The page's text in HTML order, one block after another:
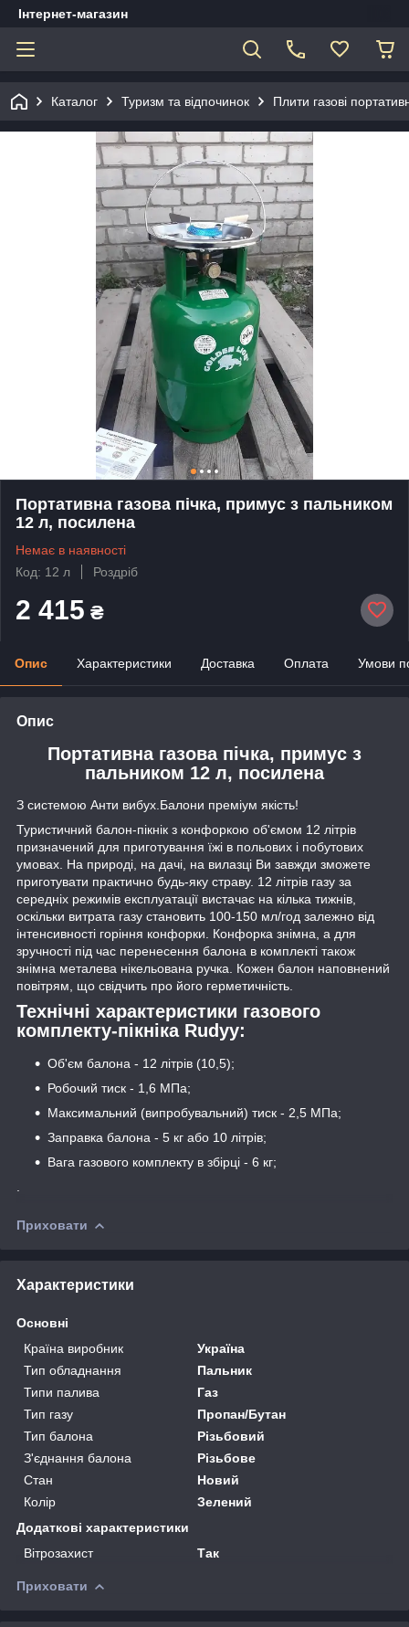
Інтернет-магазин
Каталог Туризм та відпочинок Плити газові
Портативна газова пічка, примус з пальником
12 л, посилена
Немає в наявності
Код: 12 л
Роздріб
2 415 ₴
Опис Характеристики Доставка Оплата Умови
Опис
Портативна газова пічка, примус з
пальником 12 л, посилена
З системою Анти вибух.Балони преміум якість!
Туристичний балон-пікнік з конфоркою об'ємом 12 літрів
призначений для приготування їжі в польових і побутових
умовах. На природі, на дачі, на вилазці Ви завжди зможете
приготувати практично будь-яку страву. 12 літрів газу за
середніх режимів експлуатації вистачає на кілька тижнів,
оскільки витрата газу становить 100-150 мл/год залежно від
інтенсивності горіння конфорки. Конфорка знімна, а для
зручності під час перенесення балона в комплекті також
знімна металева нікельована ручка. Кожен балон наповнений
повітрям, що свідчить про його герметичність.
Технічні характеристики газового
комплекту-пікніка Rudyy:
Об'єм балона - 12 літрів (10,5);
Робочий тиск - 1,6 МПа;
Максимальний (випробувальний) тиск - 2,5 МПа;
Заправка балона - 5 кг або 10 літрів;
Вага газового комплекту в збірці - 6 кг;
Приховати
Характеристики
Основні
Країна виробник
Україна
Тип обладнання
Пальник
Типи палива
Газ
Тип газу
Пропан/Бутан
Тип балона
Різьбовий
З'єднання балона
Різьбове
Стан
Новий
Колір
Зелений
Додаткові характеристики
Вітрозахист
Так
Приховати